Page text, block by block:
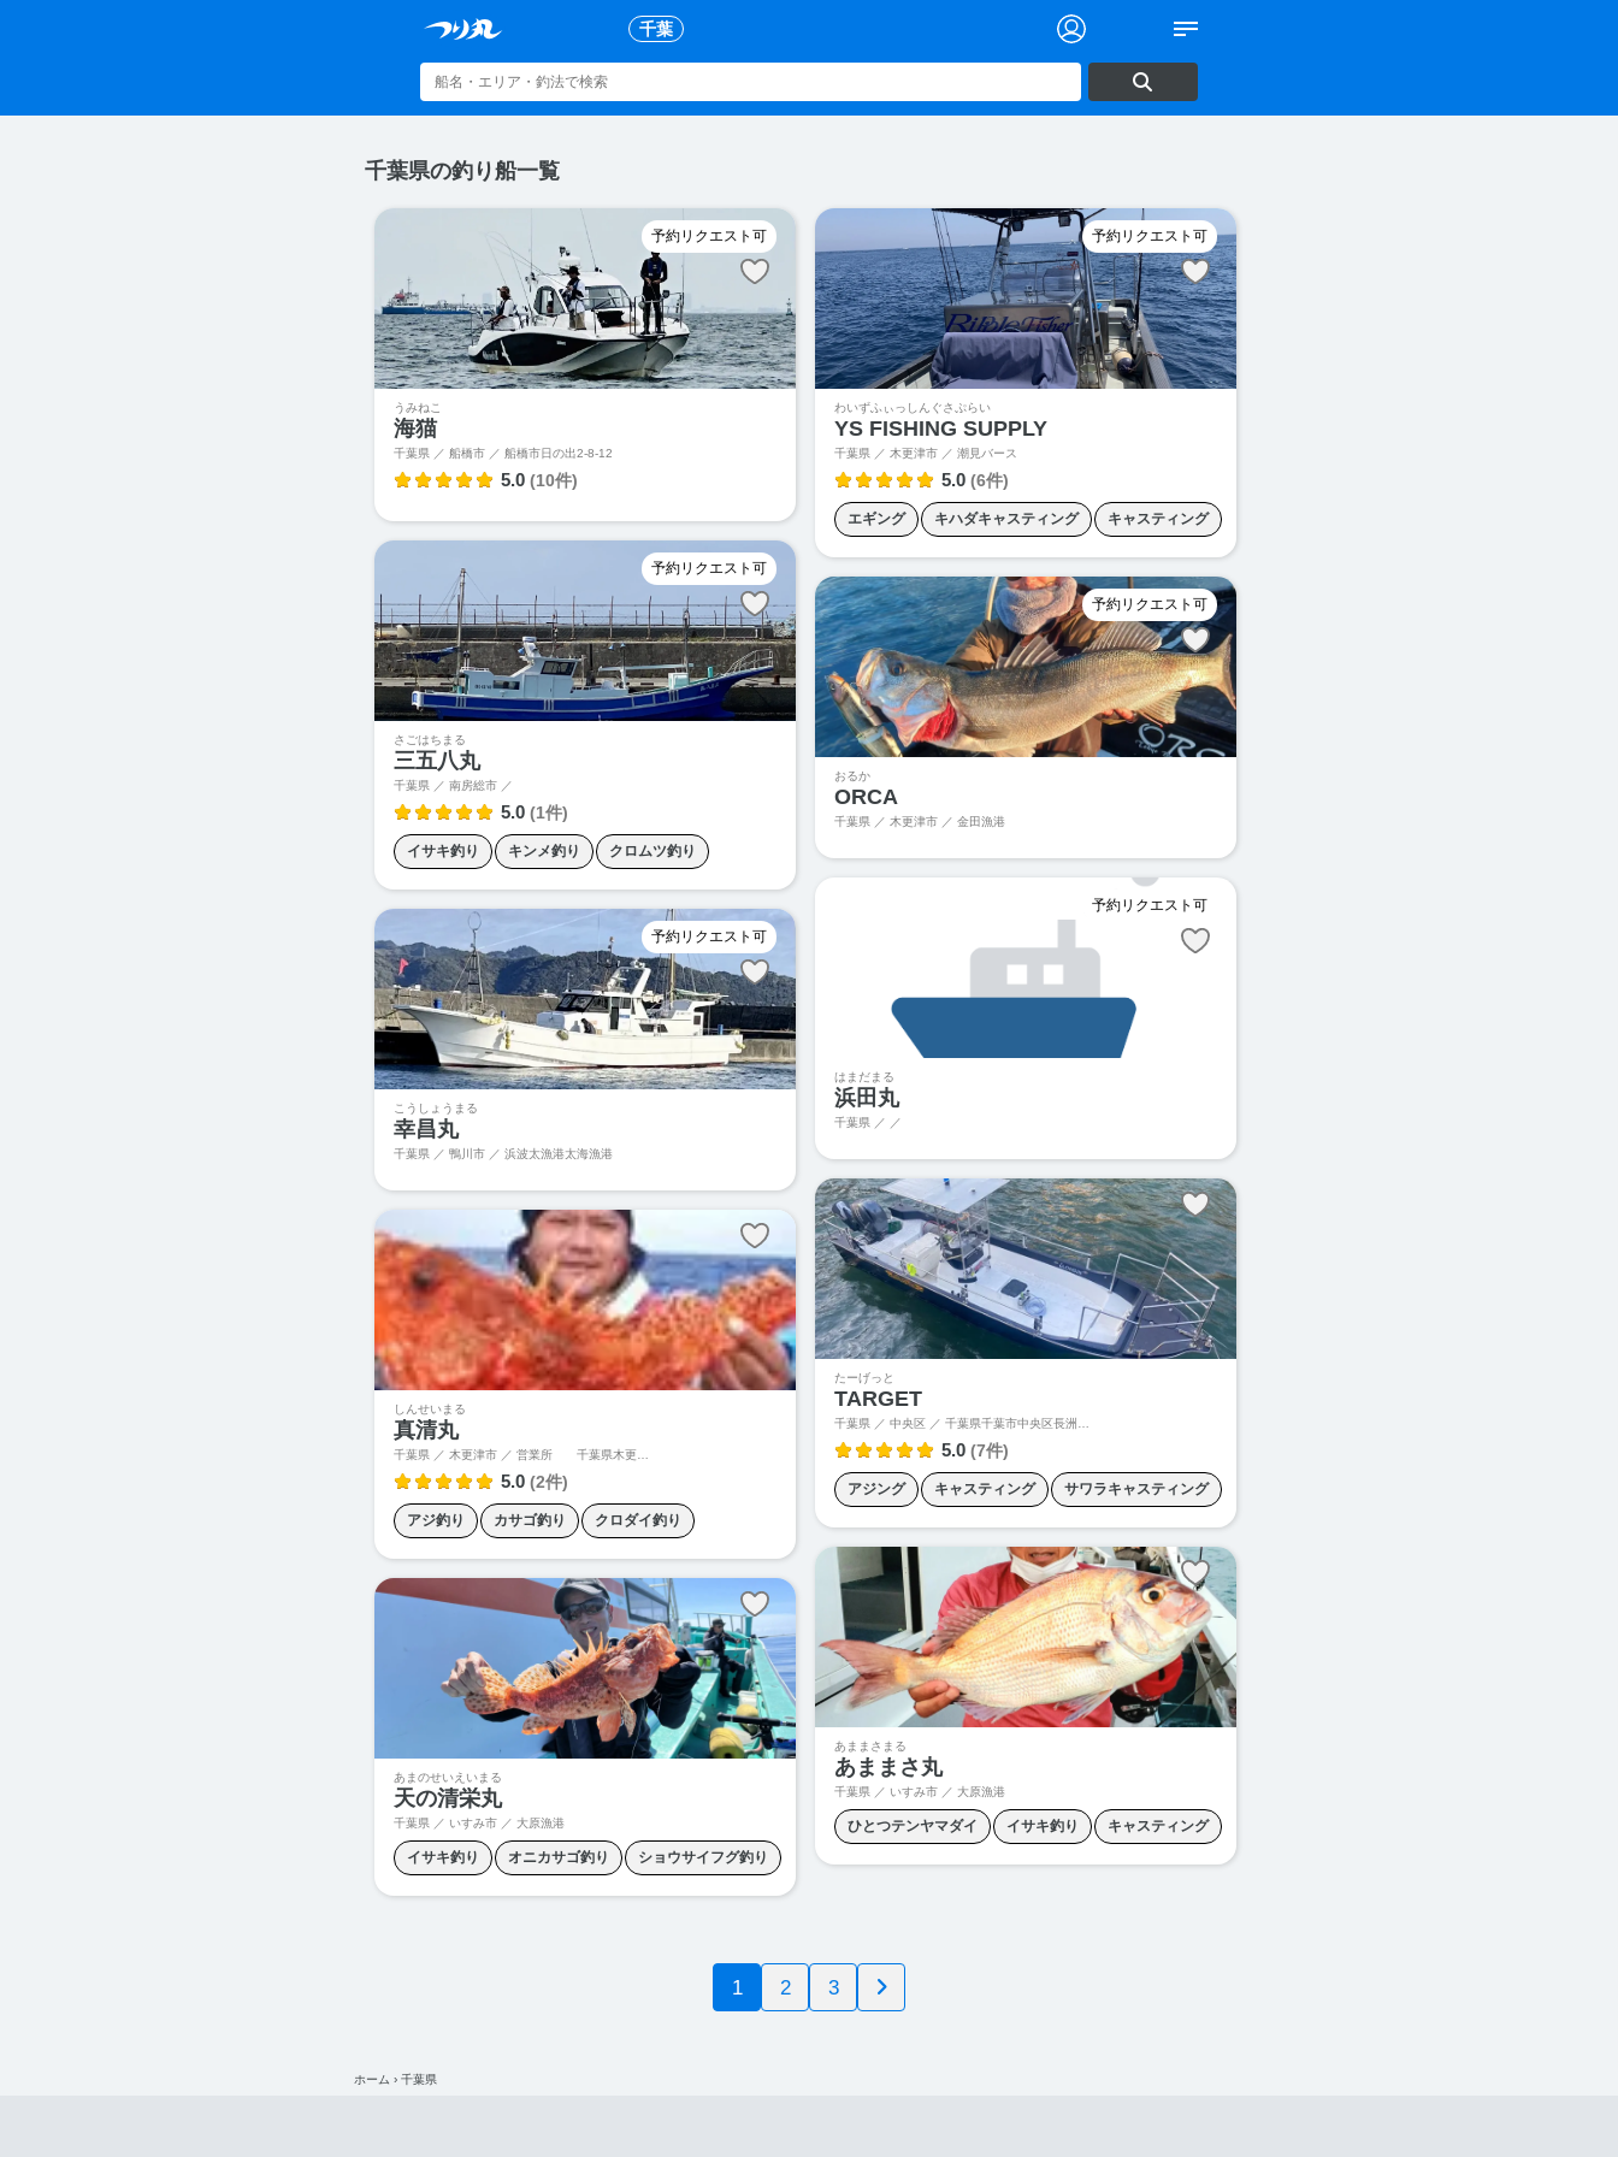
千葉
千葉県の釣り船一覧
予約リクエスト可
うみねこ
海猫
千葉県 ／ 船橋市 ／ 船橋市日の出2-8-12
5.0 (10件)
予約リクエスト可
わいずふぃっしんぐさぷらい
YS FISHING SUPPLY
千葉県 ／ 木更津市 ／ 潮見バース
5.0 (6件)
エギング キハダキャスティング キャスティング
シイラキャスティング タイラバ ティップラン
ヒラマサキャスティング ビッグベイトシーバス
ボートシーバス ロックフィッシュ
予約リクエスト可
さごはちまる
三五八丸
千葉県 ／ 南房総市 ／
5.0 (1件)
イサキ釣り キンメ釣り クロムツ釣り
シマアジ釣り スルメイカ釣り タイラバ
ヤリイカ釣り
鬼カサゴ釣り
予約リクエスト可
おるか
ORCA
千葉県 ／ 木更津市 ／ 金田漁港
予約リクエスト可
はまだまる
浜田丸
千葉県 ／ ／
予約リクエスト可
こうしょうまる
幸昌丸
千葉県 ／ 鴨川市 ／ 浜波太漁港太海漁港
たーげっと
TARGET
千葉県 ／ 中央区 ／ 千葉県千葉市中央区長洲１丁目３５
5.0 (7件)
アジング キャスティング サワラキャスティング
ボートシーバス マゴチゲーム メバリング
青物キャスティング
しんせいまる
真清丸
千葉県 ／ 木更津市 ／ 営業所 千葉県木更津市江川375ー2
5.0 (2件)
アジ釣り カサゴ釣り クロダイ釣り
シロギス釣り シーバス釣り タコ釣り
タチウオ釣り ハゼ釣り マダイ釣り
五目釣り
あままさまる
あままさ丸
千葉県 ／ いすみ市 ／ 大原漁港
ひとつテンヤマダイ イサキ釣り キャスティング
ジギング タイカブラ ヒラメ釣り 根魚釣り
あまのせいえいまる
天の清栄丸
千葉県 ／ いすみ市 ／ 大原漁港
イサキ釣り オニカサゴ釣り ショウサイフグ釣り
スルメイカ釣り ヒラメ釣り マダイ釣り
1 2 3
ホーム › 千葉県